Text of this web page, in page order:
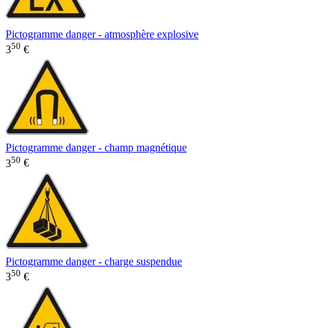
Pictogramme danger - atmosphère explosive
350 €
Pictogramme danger - champ magnétique
350 €
Pictogramme danger - charge suspendue
350 €